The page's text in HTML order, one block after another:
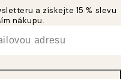
a získejte 15 % slevu
nákupu.